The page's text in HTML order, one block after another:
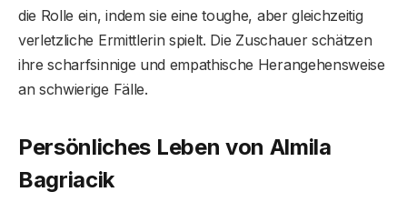
die Rolle ein, indem sie eine toughe, aber gleichzeitig
verletzliche Ermittlerin spielt. Die Zuschauer schätzen
ihre scharfsinnige und empathische Herangehensweise
an schwierige Fälle.
Persönliches Leben von Almila
Bagriacik